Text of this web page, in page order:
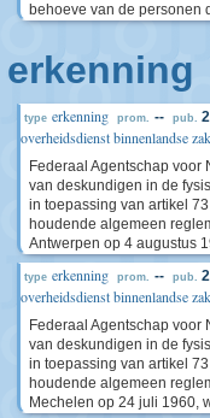
behoeve van de personen
erkenning
type erkenning prom. -- pub.
overheidsdienst binnenlandse
Federaal Agentschap
van deskundigen in de
in toepassing van artikel
houdende algemeen
Antwerpen op 4 augustus
type erkenning prom. -- pub.
overheidsdienst binnenlandse
Federaal Agentschap
van deskundigen in de
in toepassing van artikel
houdende algemeen
Mechelen op 24 juli 1960,